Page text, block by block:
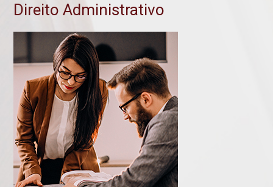
Direito Administrativo